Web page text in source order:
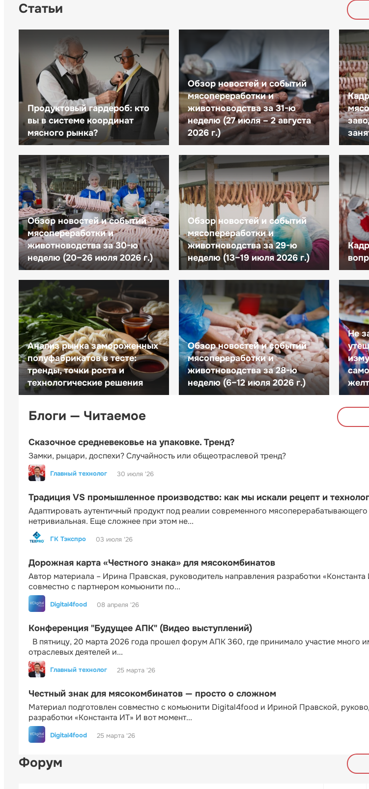
Статьи
Продуктовый гардероб: кто
вы в системе координат
мясного рынка?
Обзор новостей и событий
мясопереработки и
животноводства за 31-ю
неделю (27 июля – 2 августа
2026 г.)
Обзор новостей и событий
мясопереработки и
животноводства за 30-ю
неделю (20–26 июля 2026 г.)
Обзор новостей и событий
мясопереработки и
животноводства за 29-ю
неделю (13–19 июля 2026 г.)
Анализ рынка замороженных
полуфабрикатов в тесте:
тренды, точки роста и
технологические решения
Обзор новостей и событий
мясопереработки и
животноводства за 28-ю
неделю (6–12 июля 2026 г.)
Не
Блоги — Читаемое
Сказочное средневековье на упаковке. Тренд?
Замки, рыцари, доспехи? Случайность или общеотраслевой тренд?
Главный технолог 30 июля '26
Традиция VS промышленное производство: как мы искали рецепт и
Адаптировать аутентичный продукт под реалии современного
нетривиальная. Еще сложнее при этом не...
ГК Тэкспро 03 июля '26
Дорожная карта «Честного знака» для мясокомбинатов
Автор материала – Ирина Правская, руководитель направления разработки
совместно с партнером комьюнити по...
Digital4food 08 апреля '26
Конференция "Будущее АПК" (Видео выступлений)
В пятницу, 20 марта 2026 года прошел форум АПК 360, где принимало участие много
отраслевых деятелей и...
Главный технолог 25 марта '26
Честный знак для мясокомбинатов — просто о сложном
Материал подготовлен совместно с комьюнити Digital4food и Ириной Правской,
разработки «Константа ИТ» И вот момент...
Digital4food 25 марта '26
Форум